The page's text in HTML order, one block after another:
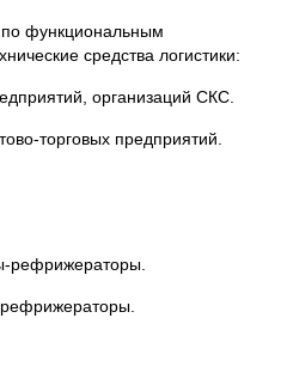
функциональным
средства логистики:
организаций СКС.
торговых предприятий.
рефрижераторы.